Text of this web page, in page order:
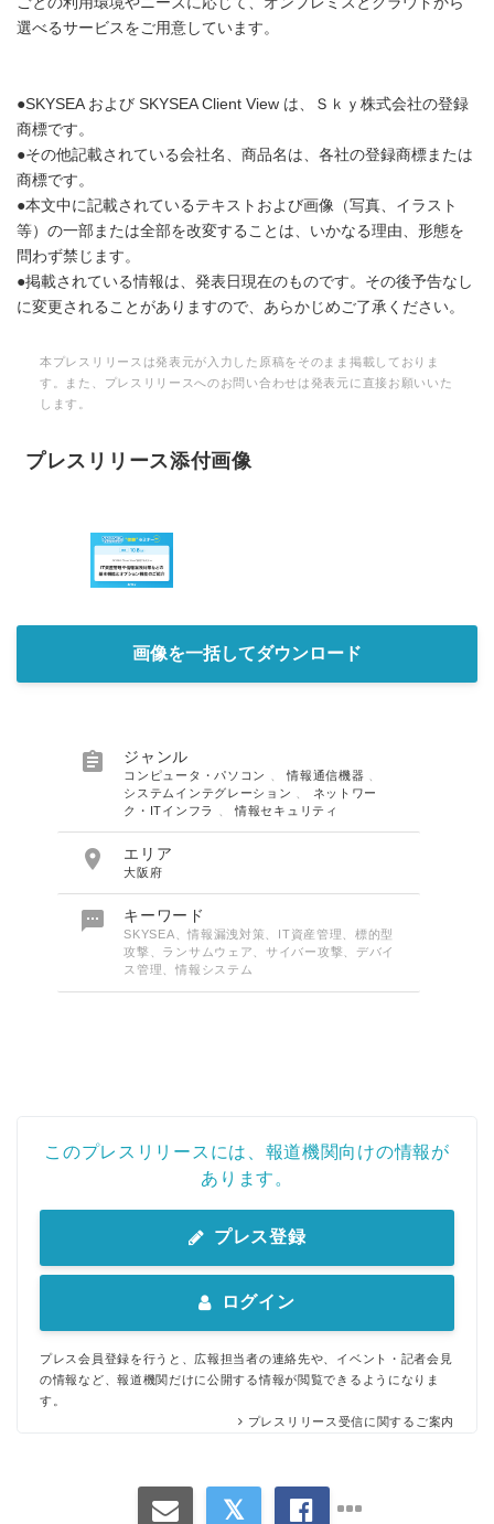
選べるサービスをご用意しています。
●SKYSEA および SKYSEA Client View は、Ｓｋｙ株式会社の登録
商標です。
●その他記載されている会社名、商品名は、各社の登録商標または
商標です。
●本文中に記載されているテキストおよび画像（写真、イラスト
等）の一部または全部を改変することは、いかなる理由、形態を
問わず禁じます。
●掲載されている情報は、発表日現在のものです。その後予告なし
に変更されることがありますので、あらかじめご了承ください。
本プレスリリースは発表元が入力した原稿をそのまま掲載しておりま
す。また、プレスリリースへのお問い合わせは発表元に直接お願いいた
します。
プレスリリース添付画像
画像を一括してダウンロード
 ジャンル
コンピュータ・パソコン 、情報通信機器
システムインテグレーション
ネットワー
ク・ITインフラ
、情報セキュリティ
 エリア
大阪府
 キーワード
SKYSEA、情報漏洩対策、IT資産管理、標的型
攻撃、ランサムウェア、サイバー攻撃、デバイ
ス管理、情報システム
このプレスリリースには、報道機関向けの情報が
あります。
プレス登録
ログイン
プレス会員登録を行うと、広報担当者の連絡先や、イベント・記者会見
の情報など、報道機関だけに公開する情報が閲覧できるようになりま
す。
プレスリリース受信に関するご案内